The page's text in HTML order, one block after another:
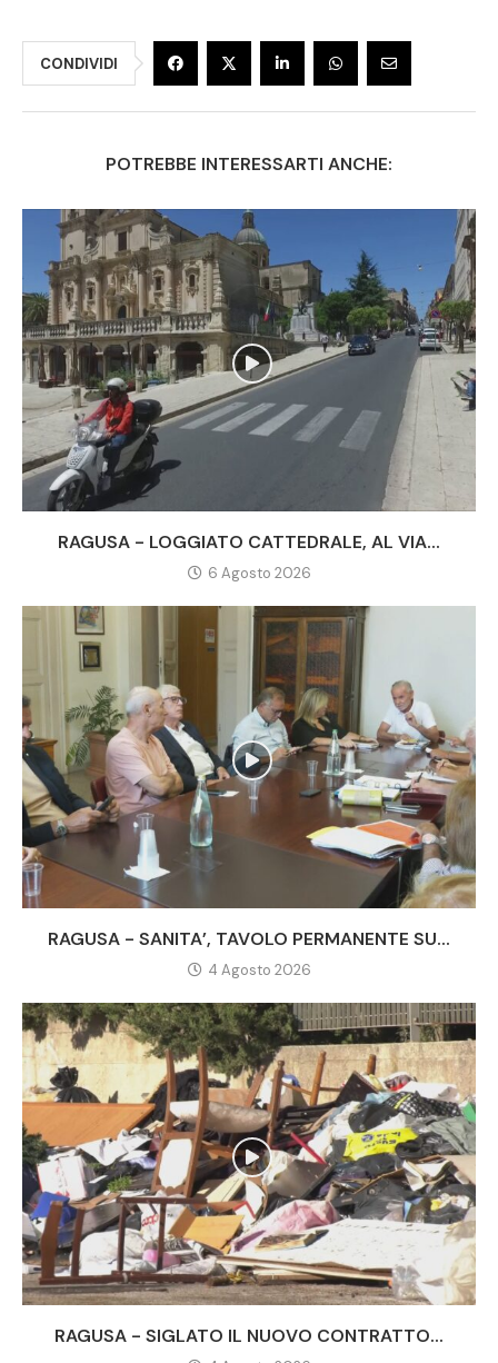
CONDIVIDI
POTREBBE INTERESSARTI ANCHE:
RAGUSA - LOGGIATO CATTEDRALE, AL VIA...
6 Agosto 2026
RAGUSA - SANITA’, TAVOLO PERMANENTE SU...
4 Agosto 2026
RAGUSA - SIGLATO IL NUOVO CONTRATTO...